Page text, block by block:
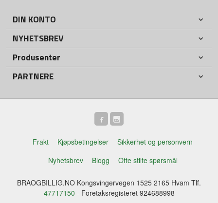
DIN KONTO
NYHETSBREV
Produsenter
PARTNERE
Frakt Kjøpsbetingelser
Sikkerhet og personvern
Nyhetsbrev
Blogg Ofte stilte spørsmål
BRAOGBILLIG.NO Kongsvingervegen 1525 2165 Hvam Tlf.
47717150 - Foretaksregisteret 924688998